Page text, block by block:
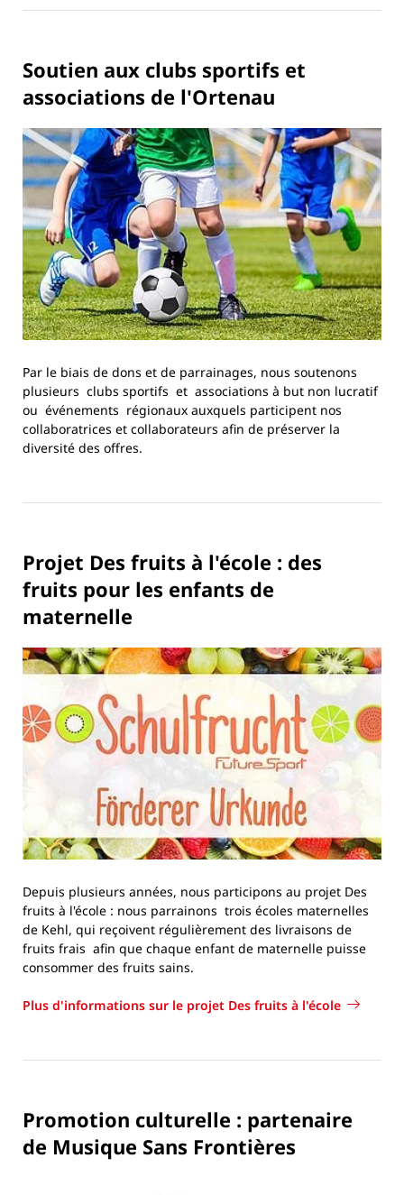
Soutien aux clubs sportifs et
associations de l'Ortenau
Par le biais de dons et de parrainages, nous soutenons
plusieurs clubs sportifs et associations à but non lucratif
ou événements régionaux auxquels participent nos
collaboratrices et collaborateurs afin de préserver la
diversité des offres.
Projet Des fruits à l'école : des
fruits pour les enfants de
maternelle
Depuis plusieurs années, nous participons au projet Des
fruits à l'école : nous parrainons trois écoles maternelles
de Kehl, qui reçoivent régulièrement des livraisons de
fruits frais afin que chaque enfant de maternelle puisse
consommer des fruits sains.
Plus d'informations sur le projet Des fruits à l'école
Promotion culturelle : partenaire
de Musique Sans Frontières